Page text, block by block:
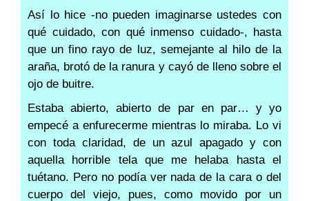
Así lo hice -no pueden imaginarse ustedes con
qué cuidado, con qué inmenso cuidado-, hasta
que un fino rayo de luz, semejante al hilo de la
araña, brotó de la ranura y cayó de lleno sobre el
ojo de buitre.
Estaba abierto, abierto de par en par… y yo
empecé a enfurecerme mientras lo miraba. Lo vi
con toda claridad, de un azul apagado y con
aquella horrible tela que me helaba hasta el
tuétano. Pero no podía ver nada de la cara o del
cuerpo del viejo, pues, como movido por un